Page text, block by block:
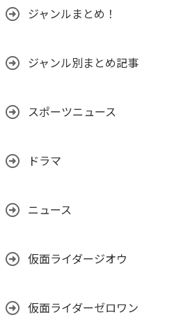
ジャンルまとめ！
ジャンル別まとめ記事
スポーツニュース
ドラマ
ニュース
仮面ライダージオウ
仮面ライダーゼロワン